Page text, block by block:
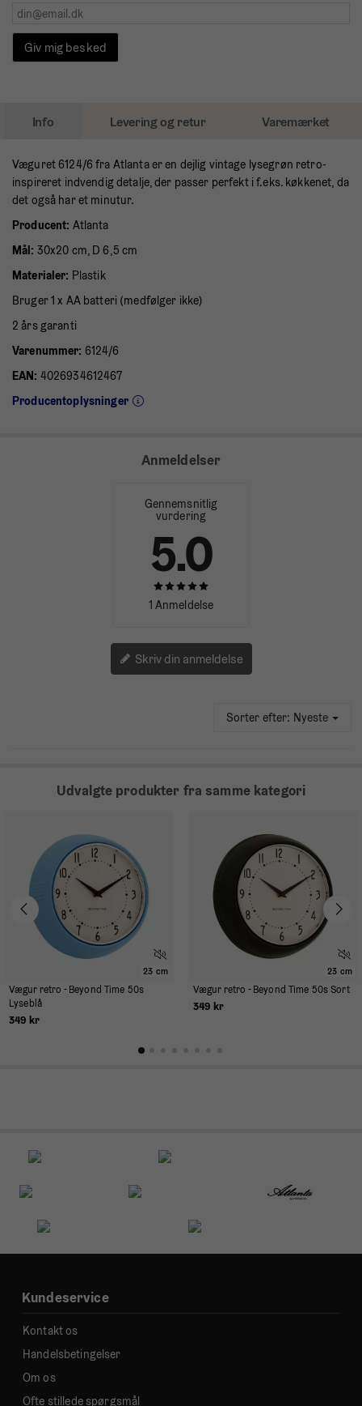
Giv mig besked
Info Levering og retur Varemærket
Væguret 6124/6 fra Atlanta er en dejlig vintage lysegrøn retro-
inspireret indvendig detalje, der passer perfekt i f.eks. køkkenet, da
det også har et minutur.
Producent: Atlanta
Mål: 30x20 cm, D 6,5 cm
Materialer: Plastik
Bruger 1 x AA batteri (medfølger ikke)
2 års garanti
Varenummer: 6124/6
EAN: 4026934612467
Producentoplysninger
Anmeldelser
Gennemsnitlig
vurdering
5.0
1 Anmeldelse
Skriv din anmeldelse
Sorter efter: Nyeste
Udvalgte produkter fra samme kategori
23 cm
Vægur retro - Beyond Time 50s
Lyseblå
349 kr
23 cm
Vægur retro - Beyond Time 50s Sort
349 kr
Kundeservice
Kontakt os
Handelsbetingelser
Om os
Ofte stillede spørgsmål